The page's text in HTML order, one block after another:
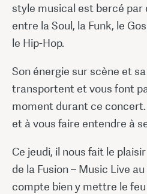
style musical est bercé
entre la Soul, la Funk, le
le Hip-Hop.
Son énergie sur scène et
transportent et vous font
moment durant ce
et à vous faire entendre à
Ce jeudi, il nous fait le
de la Fusion – Music Live
compte bien y mettre le